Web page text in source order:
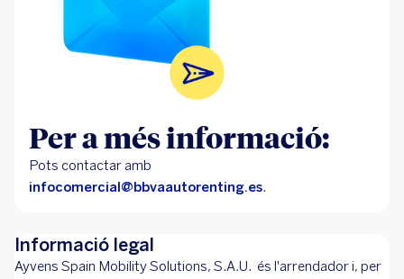
Per a més informació:
Pots contactar amb
infocomercial@bbvaautorenting.es.
Informació legal
Ayvens Spain Mobility Solutions, S.A.U. és l'arrendador i, per